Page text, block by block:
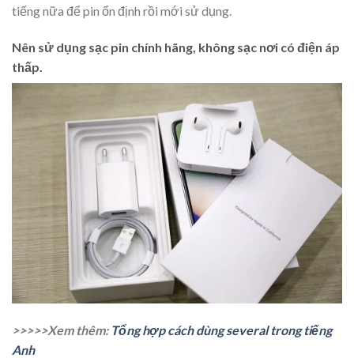
tiếng nữa để pin ổn định rồi mới sử dụng.
Nên sử dụng sạc pin chính hãng, không sạc nơi có điện áp
thấp.
>>>>>Xem thêm: Tổng hợp cách dùng several trong tiếng
Anh